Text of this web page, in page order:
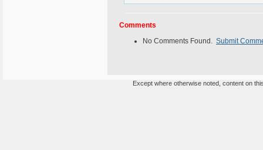
Comments
No Comments Found. Submit
Except where otherwise noted, content on